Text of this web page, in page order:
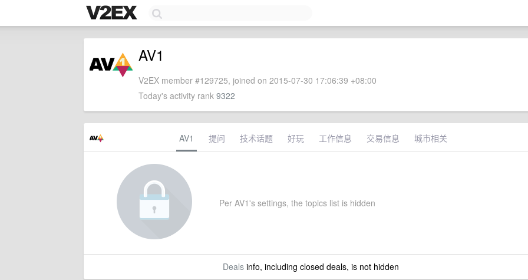
AV1
V2EX member #129725, joined on 2015-07-30 17:06:39 +08:00
Today's activity rank 9322
AV1 提问 技术话题 好玩 工作信息 交易信息 城市相关
Per AV1's settings, the topics list is hidden
Dealsinfo, including closed deals, is not hidden